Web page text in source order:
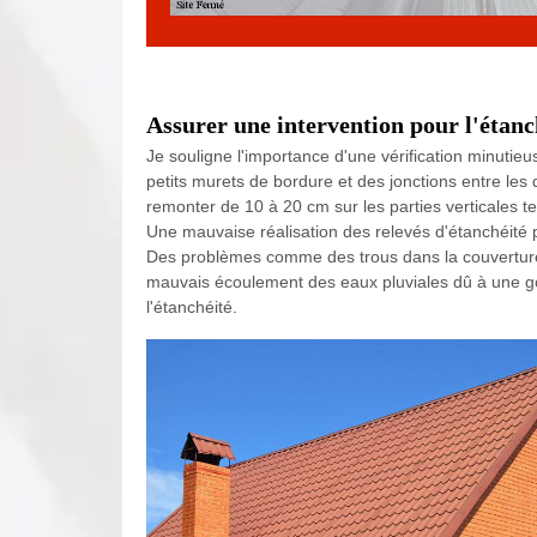
Assurer une intervention pour
Je souligne l'importance d'une vérification
petits murets de bordure et des jonctions entre
remonter de 10 à 20 cm sur les parties verticales
Une mauvaise réalisation des relevés
Des problèmes comme des trous dans la
mauvais écoulement des eaux pluviales dû à une
l'étanchéité.